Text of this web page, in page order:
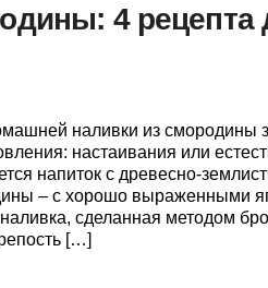
4
наливки из смородины
настаивания или
напиток с древесно-
– с хорошо выраженными
сделанная методом
[…]